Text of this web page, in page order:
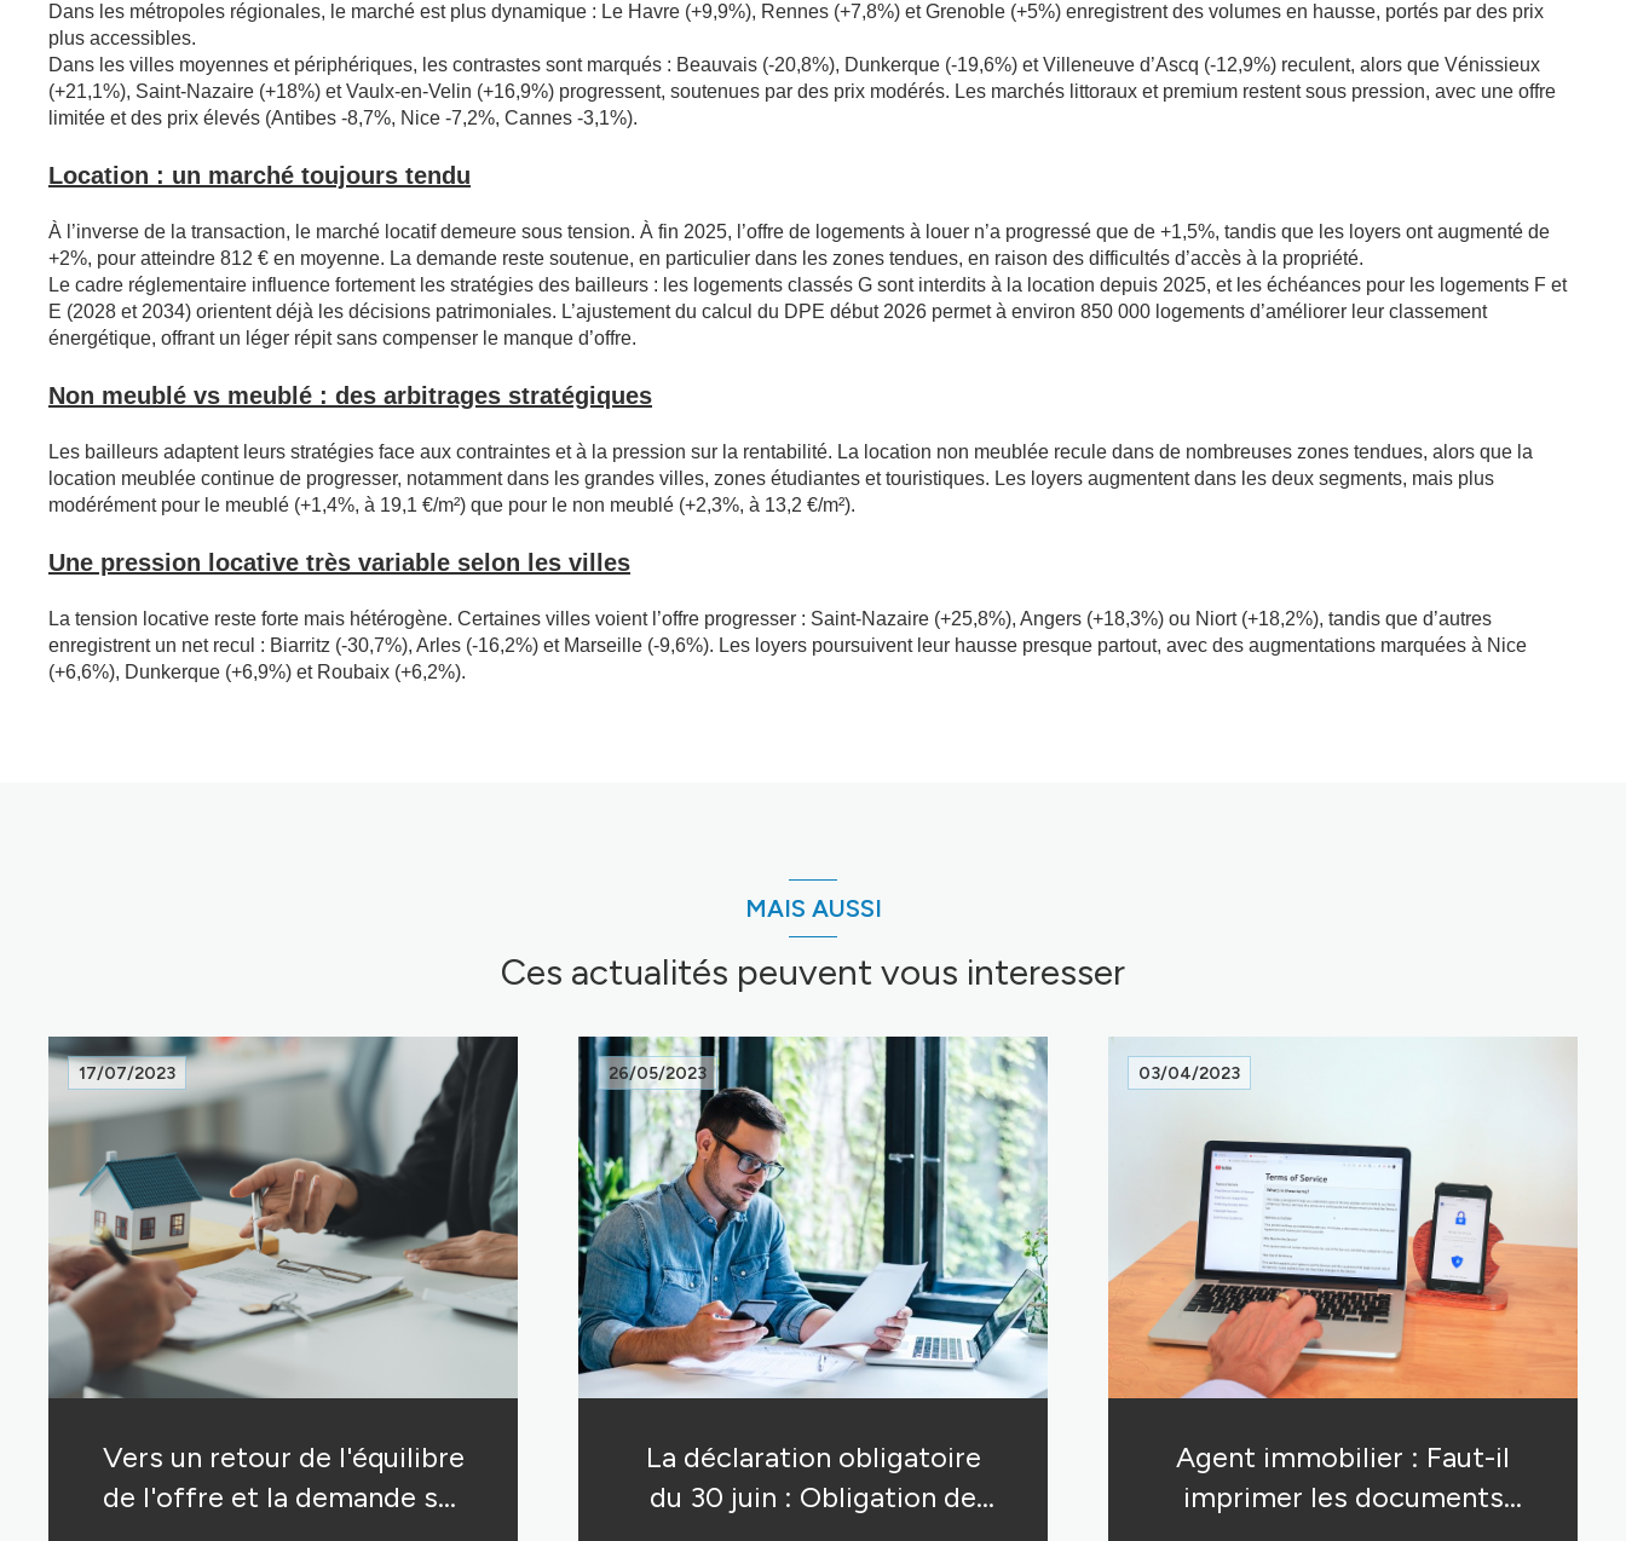
Dans les métropoles régionales, le marché est plus dynamique : Le Havre (+9,9%), Rennes (+7,8%) et Grenoble (+5%) enregistrent des volumes en hausse, portés par des prix
plus accessibles.
Dans les villes moyennes et périphériques, les contrastes sont marqués : Beauvais (-20,8%), Dunkerque (-19,6%) et Villeneuve d’Ascq (-12,9%) reculent, alors que Vénissieux
(+21,1%), Saint-Nazaire (+18%) et Vaulx-en-Velin (+16,9%) progressent, soutenues par des prix modérés. Les marchés littoraux et premium restent sous pression, avec une offre
limitée et des prix élevés (Antibes -8,7%, Nice -7,2%, Cannes -3,1%).
Location : un marché toujours tendu
À l’inverse de la transaction, le marché locatif demeure sous tension. À fin 2025, l’offre de logements à louer n’a progressé que de +1,5%, tandis que les loyers ont augmenté de
+2%, pour atteindre 812 € en moyenne. La demande reste soutenue, en particulier dans les zones tendues, en raison des difficultés d’accès à la propriété.
Le cadre réglementaire influence fortement les stratégies des bailleurs : les logements classés G sont interdits à la location depuis 2025, et les échéances pour les logements F et
E (2028 et 2034) orientent déjà les décisions patrimoniales. L’ajustement du calcul du DPE début 2026 permet à environ 850 000 logements d’améliorer leur classement
énergétique, offrant un léger répit sans compenser le manque d’offre.
Non meublé vs meublé : des arbitrages stratégiques
Les bailleurs adaptent leurs stratégies face aux contraintes et à la pression sur la rentabilité. La location non meublée recule dans de nombreuses zones tendues, alors que la
location meublée continue de progresser, notamment dans les grandes villes, zones étudiantes et touristiques. Les loyers augmentent dans les deux segments, mais plus
modérément pour le meublé (+1,4%, à 19,1 €/m²) que pour le non meublé (+2,3%, à 13,2 €/m²).
Une pression locative très variable selon les villes
La tension locative reste forte mais hétérogène. Certaines villes voient l’offre progresser : Saint-Nazaire (+25,8%), Angers (+18,3%) ou Niort (+18,2%), tandis que d’autres
enregistrent un net recul : Biarritz (-30,7%), Arles (-16,2%) et Marseille (-9,6%). Les loyers poursuivent leur hausse presque partout, avec des augmentations marquées à Nice
(+6,6%), Dunkerque (+6,9%) et Roubaix (+6,2%).
MAIS AUSSI
Ces actualités peuvent vous interesser
17/07/2023
Vers un retour de l'équilibre
de l'offre et la demande sur
26/05/2023
La déclaration obligatoire
du 30 juin : Obligation de
03/04/2023
Agent immobilier : Faut-il
imprimer les documents